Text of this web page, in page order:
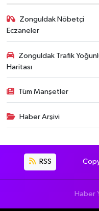
Zonguldak Nöbetçi
Eczaneler
Zonguldak Trafik
Haritası
Tüm Manşetler
Haber Arşivi
RSS
Haber